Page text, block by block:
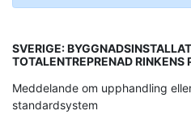
SVERIGE:
TOTALENTREPRENAD RINKENS
Meddelande om upphandling
standardsystem